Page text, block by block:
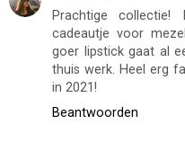
Prachtige
cadeautje voor
goer lipstick gaat al
thuis werk. Heel erg
in 2021!
Beantwoorden